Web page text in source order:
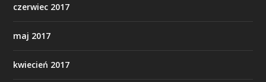
czerwiec 2017
maj 2017
kwiecień 2017